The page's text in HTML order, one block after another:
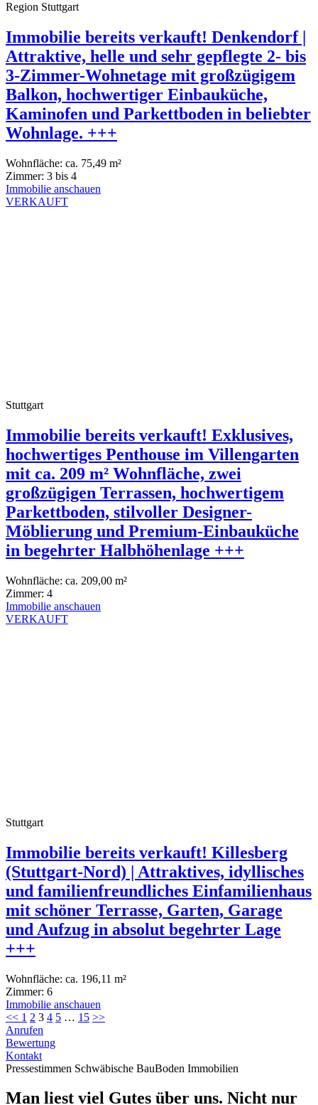
Region Stuttgart
Immobilie bereits verkauft! Denkendorf |
Attraktive, helle und sehr gepflegte 2- bis
3-Zimmer-Wohnetage mit großzügigem
Balkon, hochwertiger Einbauküche,
Kaminofen und Parkettboden in beliebter
Wohnlage. +++
Wohnfläche: ca. 75,49 m²
Zimmer: 3 bis 4
Immobilie anschauen
VERKAUFT
Stuttgart
Immobilie bereits verkauft! Exklusives,
hochwertiges Penthouse im Villengarten
mit ca. 209 m² Wohnfläche, zwei
großzügigen Terrassen, hochwertigem
Parkettboden, stilvoller Designer-
Möblierung und Premium-Einbauküche
in begehrter Halbhöhenlage +++
Wohnfläche: ca. 209,00 m²
Zimmer: 4
Immobilie anschauen
VERKAUFT
Stuttgart
Immobilie bereits verkauft! Killesberg
(Stuttgart-Nord) | Attraktives, idyllisches
und familienfreundliches Einfamilienhaus
mit schöner Terrasse, Garten, Garage
und Aufzug in absolut begehrter Lage
+++
Wohnfläche: ca. 196,11 m²
Zimmer: 6
Immobilie anschauen
<< 1 2 3 4 5 … 15 >>
Anrufen
Bewertung
Kontakt
Pressestimmen Schwäbische BauBoden Immobilien
Man liest viel Gutes über uns. Nicht nur